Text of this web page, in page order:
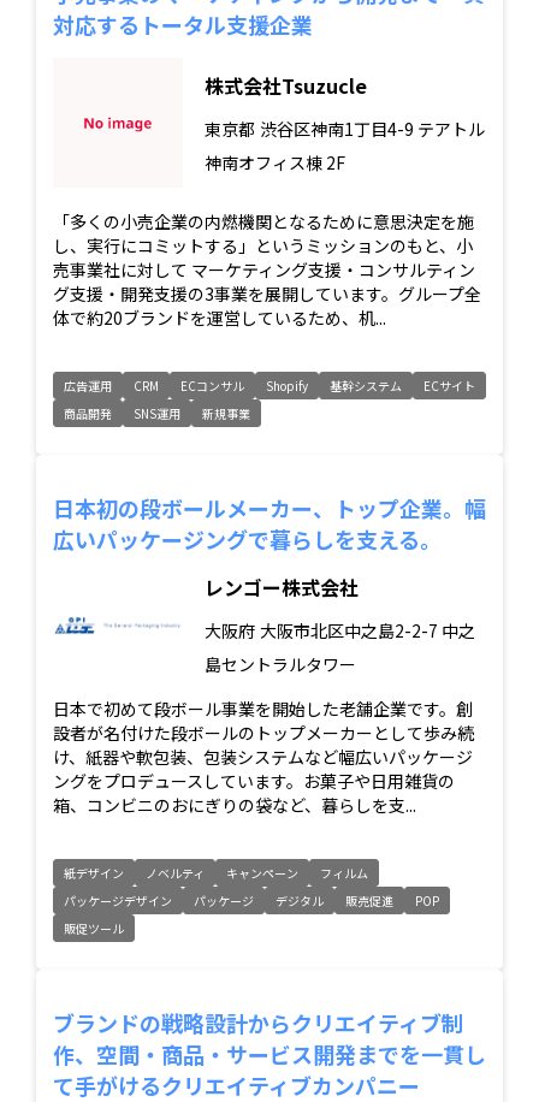
対応するトータル支援企業
株式会社Tsuzucle
東京都 渋谷区神南1丁目4-9 テアトル
神南オフィス棟 2F
「多くの小売企業の内燃機関となるために意思決定を施
し、実行にコミットする」というミッションのもと、小
売事業社に対して マーケティング支援・コンサルティン
グ支援・開発支援の3事業を展開しています。グループ全
体で約20ブランドを運営しているため、机...
広告運用 CRM ECコンサル Shopify 基幹システム
ECサイト
商品開発
SNS運用 新規事業
日本初の段ボールメーカー、トップ企業。幅
広いパッケージングで暮らしを支える。
レンゴー株式会社
大阪府 大阪市北区中之島2-2-7 中之
島セントラルタワー
日本で初めて段ボール事業を開始した老舗企業です。創
設者が名付けた段ボールのトップメーカーとして歩み続
け、紙器や軟包装、包装システムなど幅広いパッケージ
ングをプロデュースしています。お菓子や日用雑貨の
箱、コンビニのおにぎりの袋など、暮らしを支...
紙デザイン ノベルティ キャンペーン
フィルム
パッケージデザイン
パッケージ デジタル 販売促進
POP
販促ツール
ブランドの戦略設計からクリエイティブ制
作、空間・商品・サービス開発までを一貫し
て手がけるクリエイティブカンパニー